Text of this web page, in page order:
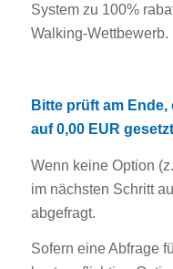
System zu 100%
Walking-Wettbewerb.
Bitte prüft am
auf 0,00 EUR
Wenn keine Option
im nächsten Schritt
abgefragt.
Sofern eine Abfrage